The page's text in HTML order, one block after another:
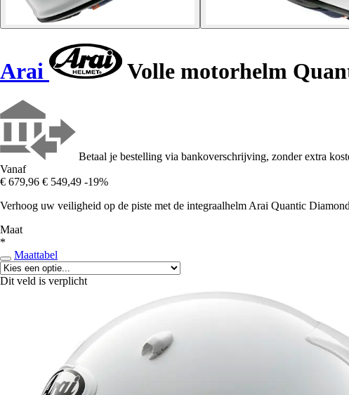
Arai Volle motorhelm
Betaal je bestelling via bankoverschrijving, zonder extra
Vanaf
€ 679,96 € 549,49 -19%
Verhoog uw veiligheid op de piste met de integraalhelm Arai Quantic
Maat
*
Maattabel
Dit veld is verplicht